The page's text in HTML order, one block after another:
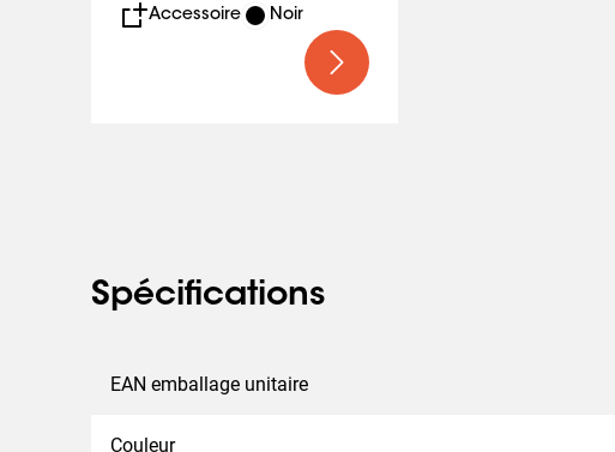
Accessoire Noir
Spécifications
EAN emballage unitaire
Couleur